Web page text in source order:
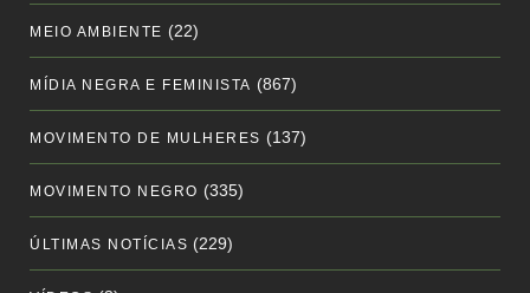
MEIO AMBIENTE (22)
MÍDIA NEGRA E FEMINISTA (867)
MOVIMENTO DE MULHERES (137)
MOVIMENTO NEGRO (335)
ÚLTIMAS NOTÍCIAS (229)